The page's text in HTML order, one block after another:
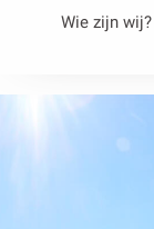
Wie zijn wij?